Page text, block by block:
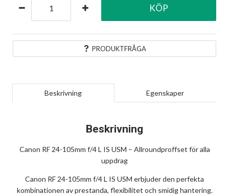
PRODUKTFRÅGA
KÖP
Beskrivning Egenskaper
Beskrivning
Canon RF 24-105mm f/4 L IS USM – Allroundproffset för alla
uppdrag
Canon RF 24-105mm f/4 L IS USM erbjuder den perfekta
kombinationen av prestanda, flexibilitet och smidig hantering.